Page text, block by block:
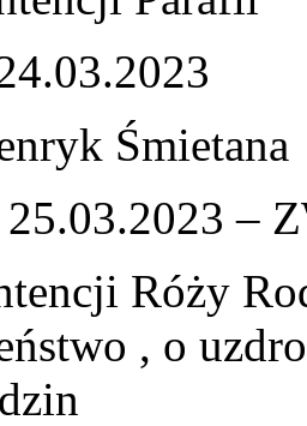
Śmietana
25.03.2023 –
Róży
, o